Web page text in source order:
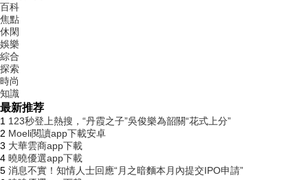
百科
焦點
休閑
娛樂
綜合
探索
時尚
知識
最新推荐
1 123秒登上熱搜，“丹霞之子”吳俊樂為韶關“花式上分”
2 Moeli閱讀app下載安卓
3 大華雲商app下載
4 曉曉優選app下載
5 消息不實！知情人士回應“月之暗麵本月內提交IPO申請”